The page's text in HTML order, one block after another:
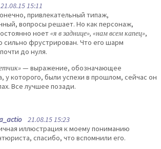
15:11
привлекательный типаж,
вопросы решает. Но как персонаж,
ноет«я в заднице», «нам всем капец»,
сильно фрустрирован. Что его шарм
до нуля.
— выражение, обозначающее
у которого, были успехи в прошлом, сейчас он
Все лучшее позади.
21.08.15 15:23
иллюстрация к моему пониманию
спасибо, что вспомнили его.